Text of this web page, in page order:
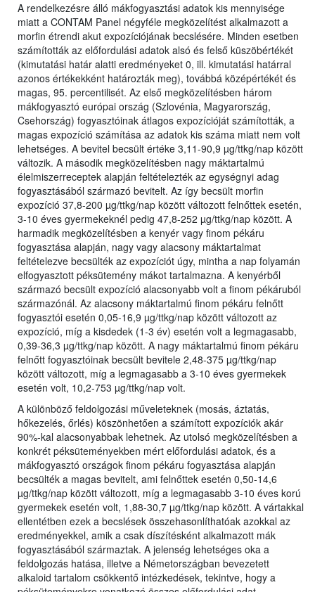
A rendelkezésre álló mákfogyasztási adatok kis mennyisége
miatt a CONTAM Panel négyféle megközelítést alkalmazott a
morfin étrendi akut expozíciójának becslésére. Minden esetben
számították az előfordulási adatok alsó és felső küszöbértékét
(kimutatási határ alatti eredményeket 0, ill. kimutatási határral
azonos értékekként határozták meg), továbbá középértékét és
magas, 95. percentilisét. Az első megközelítésben három
mákfogyasztó európai ország (Szlovénia, Magyarország,
Csehország) fogyasztóinak átlagos expozícióját számították, a
magas expozíció számítása az adatok kis száma miatt nem volt
lehetséges. A bevitel becsült értéke 3,11-90,9 µg/ttkg/nap között
változik. A második megközelítésben nagy máktartalmú
élelmiszerreceptek alapján feltételezték az egységnyi adag
fogyasztásából származó bevitelt. Az így becsült morfin
expozíció 37,8-200 µg/ttkg/nap között változott felnőttek esetén,
3-10 éves gyermekeknél pedig 47,8-252 µg/ttkg/nap között. A
harmadik megközelítésben a kenyér vagy finom pékáru
fogyasztása alapján, nagy vagy alacsony máktartalmat
feltételezve becsülték az expozíciót úgy, mintha a nap folyamán
elfogyasztott péksütemény mákot tartalmazna. A kenyérből
származó becsült expozíció alacsonyabb volt a finom pékáruból
származónál. Az alacsony máktartalmú finom pékáru felnőtt
fogyasztói esetén 0,05-16,9 µg/ttkg/nap között változott az
expozíció, míg a kisdedek (1-3 év) esetén volt a legmagasabb,
0,39-36,3 µg/ttkg/nap között. A nagy máktartalmú finom pékáru
felnőtt fogyasztóinak becsült bevitele 2,48-375 µg/ttkg/nap
között változott, míg a legmagasabb a 3-10 éves gyermekek
esetén volt, 10,2-753 µg/ttkg/nap volt.
A különböző feldolgozási műveleteknek (mosás, áztatás,
hőkezelés, őrlés) köszönhetően a számított expozíciók akár
90%-kal alacsonyabbak lehetnek. Az utolsó megközelítésben a
konkrét péksüteményekben mért előfordulási adatok, és a
mákfogyasztó országok finom pékáru fogyasztása alapján
becsülték a magas bevitelt, ami felnőttek esetén 0,50-14,6
µg/ttkg/nap között változott, míg a legmagasabb 3-10 éves korú
gyermekek esetén volt, 1,88-30,7 µg/ttkg/nap között. A vártakkal
ellentétben ezek a becslések összehasonlíthatóak azokkal az
eredményekkel, amik a csak díszítésként alkalmazott mák
fogyasztásából származtak. A jelenség lehetséges oka a
feldolgozás hatása, illetve a Németországban bevezetett
alkaloid tartalom csökkentő intézkedések, tekintve, hogy a